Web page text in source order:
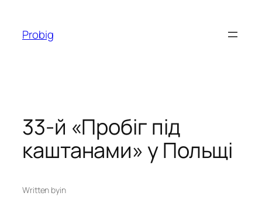
вмісту
Probig
33-й «Пробіг під
каштанами» у Польщі
Written byin